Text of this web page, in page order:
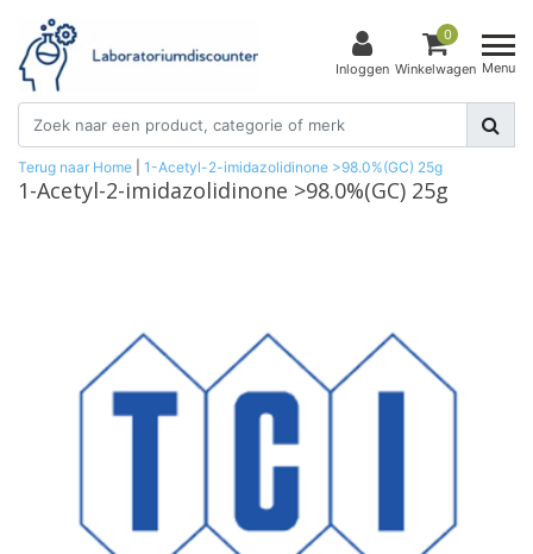
Inloggen
0
Winkelwagen Menu
Terug naar Home 1-Acetyl-2-imidazolidinone >98.0%(GC) 25g
1-Acetyl-2-imidazolidinone >98.0%(GC) 25g